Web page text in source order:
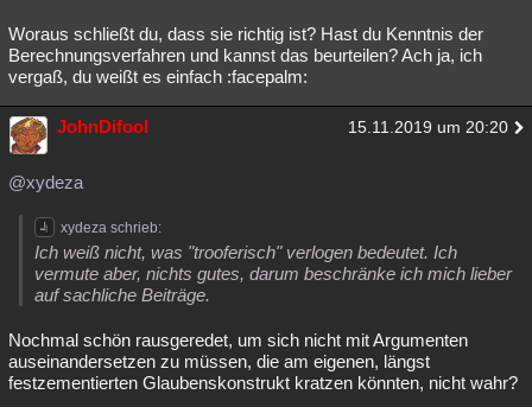
Woraus schließt du, dass sie richtig ist? Hast du Kenntnis der
Berechnungsverfahren und kannst das beurteilen? Ach ja, ich
vergaß, du weißt es einfach :facepalm:
JohnDifool 15.11.2019 um 20:20
@xydeza
xydeza schrieb:
Ich weiß nicht, was "trooferisch" verlogen bedeutet. Ich
vermute aber, nichts gutes, darum beschränke ich mich lieber
auf sachliche Beiträge.
Nochmal schön rausgeredet, um sich nicht mit Argumenten
auseinandersetzen zu müssen, die am eigenen, längst
festzementierten Glaubenskonstrukt kratzen könnten, nicht wahr?